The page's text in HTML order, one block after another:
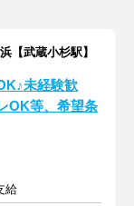
【武蔵小杉駅】
未経験歓
OK等、希望条
給